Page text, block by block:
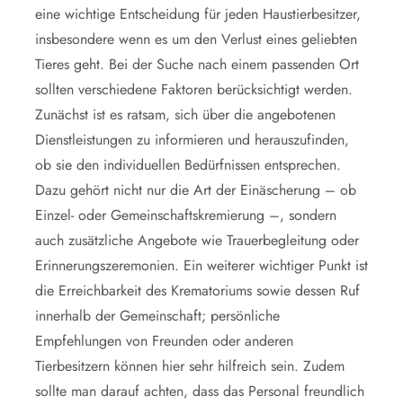
eine wichtige Entscheidung für jeden Haustierbesitzer,
insbesondere wenn es um den Verlust eines geliebten
Tieres geht. Bei der Suche nach einem passenden Ort
sollten verschiedene Faktoren berücksichtigt werden.
Zunächst ist es ratsam, sich über die angebotenen
Dienstleistungen zu informieren und herauszufinden,
ob sie den individuellen Bedürfnissen entsprechen.
Dazu gehört nicht nur die Art der Einäscherung – ob
Einzel- oder Gemeinschaftskremierung –, sondern
auch zusätzliche Angebote wie Trauerbegleitung oder
Erinnerungszeremonien. Ein weiterer wichtiger Punkt ist
die Erreichbarkeit des Krematoriums sowie dessen Ruf
innerhalb der Gemeinschaft; persönliche
Empfehlungen von Freunden oder anderen
Tierbesitzern können hier sehr hilfreich sein. Zudem
sollte man darauf achten, dass das Personal freundlich